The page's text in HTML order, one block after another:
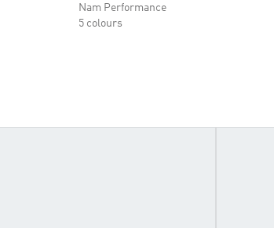
Nam Performance
5 colours